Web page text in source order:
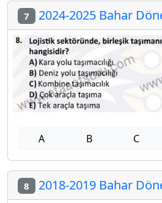
7 2024-2025 Bahar
A B C
8 2018-2019 Bahar